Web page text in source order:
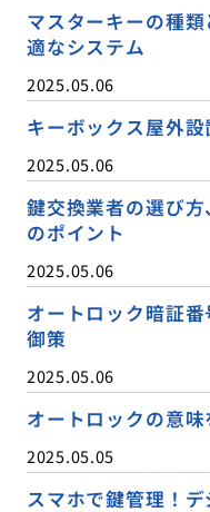
マスターキーの種
適なシステム
2025.05.06
キーボックス屋外
2025.05.06
鍵交換業者の選び
のポイント
2025.05.06
オートロック暗証
御策
2025.05.06
オートロックの意
2025.05.05
スマホで鍵管理！